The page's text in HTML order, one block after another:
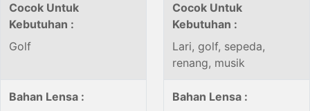
Cocok Untuk
Kebutuhan :
Golf
Cocok Untuk
Kebutuhan :
Lari, golf, sepeda,
renang, musik
Bahan Lensa :
Bahan Lensa :